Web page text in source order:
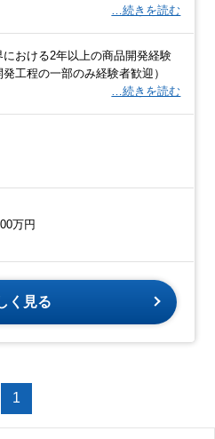
…続きを読む
における2年以上の商品開発経験
発工程の一部のみ経験者歓迎）
…続きを読む
万円
く見る
1